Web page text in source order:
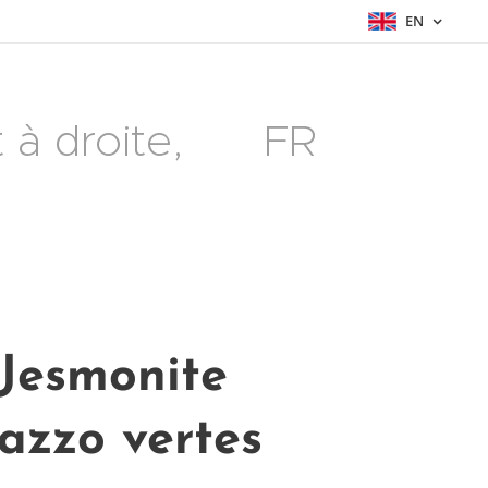
EN
à droite, 🇫🇷 FR
vertes